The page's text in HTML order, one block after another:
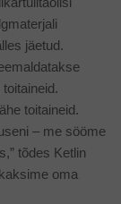
jäetud.
toitaineid.
– me sööme
tõdes Ketlin
oma